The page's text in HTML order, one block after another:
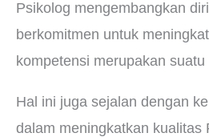
Psikolog mengembangkan
berkomitmen untuk
kompetensi merupakan
Hal ini juga sejalan dengan
dalam meningkatkan kualitas